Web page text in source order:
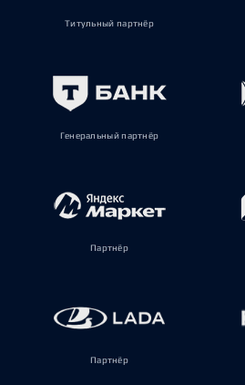
Титульный партнёр
Генеральный партнёр
Партнёр
Партнёр